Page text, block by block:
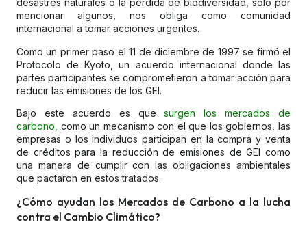
desastres naturales o la pérdida de biodiversidad, solo por
mencionar algunos, nos obliga como comunidad
internacional a tomar acciones urgentes.
Como un primer paso el 11 de diciembre de 1997 se firmó el
Protocolo de Kyoto, un acuerdo internacional donde las
partes participantes se comprometieron a tomar acción para
reducir las emisiones de los GEI.
Bajo este acuerdo es quesurgen los mercados de
carbono, como un mecanismo con el que los gobiernos, las
empresas o los individuos participan en la compra y venta
de créditos para la reducción de emisiones de GEI como
una manera de cumplir con las obligaciones ambientales
que pactaron en estos tratados.
¿Cómo ayudan los Mercados de Carbono a la lucha
contra el Cambio Climático?